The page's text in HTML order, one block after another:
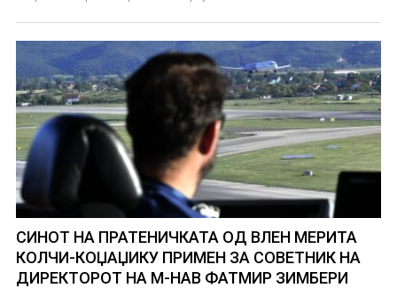
СИНОТ НА ПРАТЕНИЧКАТА ОД ВЛЕН МЕРИТА
КОЛЧИ-КОЏАЏИКУ ПРИМЕН ЗА СОВЕТНИК НА
ДИРЕКТОРОТ НА М-НАВ ФАТМИР ЗИМБЕРИ